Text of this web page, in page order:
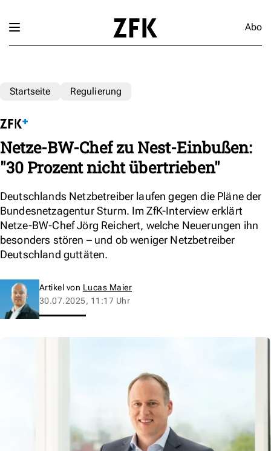
Abo
Startseite Regulierung
Netze-BW-Chef zu Nest-Einbußen:
"30 Prozent nicht übertrieben"
Deutschlands Netzbetreiber laufen gegen die Pläne der
Bundesnetzagentur Sturm. Im ZfK-Interview erklärt
Netze-BW-Chef Jörg Reichert, welche Neuerungen ihn
besonders stören – und ob weniger Netzbetreiber
Deutschland guttäten.
Artikel von Lucas Maier
30.07.2025, 11:17 Uhr